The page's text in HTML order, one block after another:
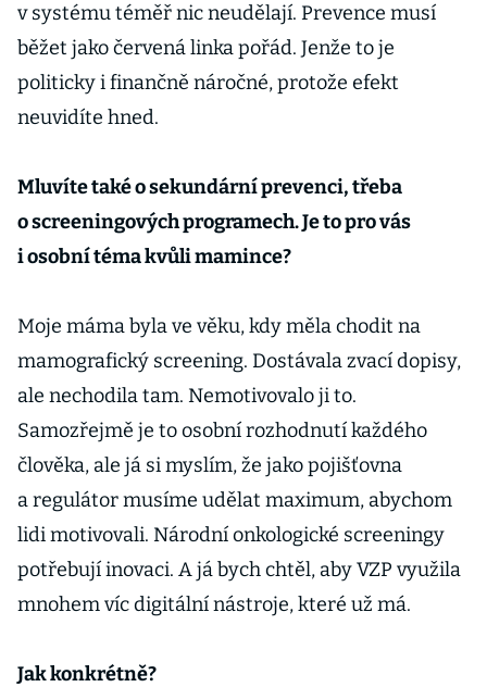
v systému téměř nic neudělají. Prevence musí
běžet jako červená linka pořád. Jenže to je
politicky i finančně náročné, protože efekt
neuvidíte hned.
Mluvíte také o sekundární prevenci, třeba
o screeningových programech. Je to pro vás
i osobní téma kvůli mamince?
Moje máma byla ve věku, kdy měla chodit na
mamografický screening. Dostávala zvací dopisy,
ale nechodila tam. Nemotivovalo ji to.
Samozřejmě je to osobní rozhodnutí každého
člověka, ale já si myslím, že jako pojišťovna
a regulátor musíme udělat maximum, abychom
lidi motivovali. Národní onkologické screeningy
potřebují inovaci. A já bych chtěl, aby VZP využila
mnohem víc digitální nástroje, které už má.
Jak konkrétně?